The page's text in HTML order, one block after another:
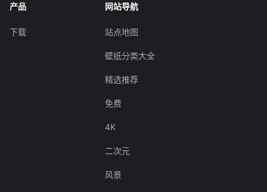
产品
下载
网站导航
站点地图
壁纸分类大全
精选推荐
免费
4K
二次元
风景